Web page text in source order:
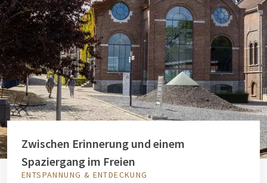
Zwischen Erinnerung und einem
Spaziergang im Freien
ENTSPANNUNG & ENTDECKUNG